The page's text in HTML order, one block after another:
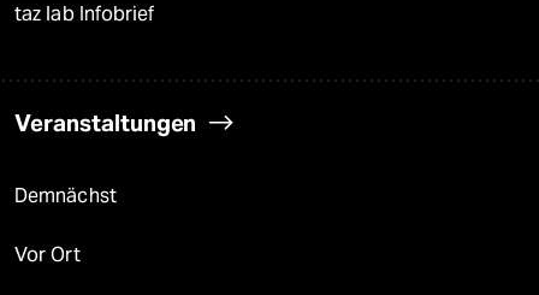
taz lab Infobrief
Veranstaltungen
Demnächst
Vor Ort